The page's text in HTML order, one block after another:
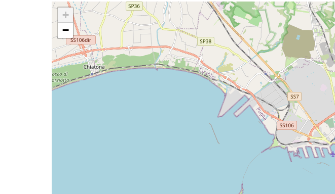
+
−